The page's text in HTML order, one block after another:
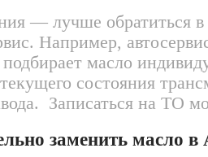
— лучше обратиться в
Например,
масло
состояния
Записаться на ТО
заменить масло